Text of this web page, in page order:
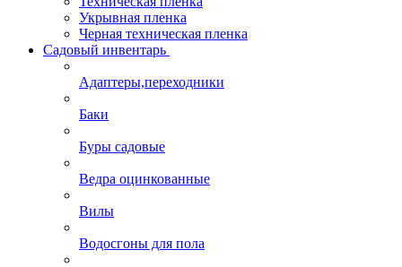
Укрывная пленка
Черная техническая пленка
Садовый инвентарь
Адаптеры,переходники
Баки
Буры садовые
Ведра оцинкованные
Вилы
Водосгоны для пола